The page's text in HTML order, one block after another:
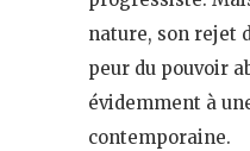
nature, son rejet
peur du pouvoir
évidemment à
contemporaine.